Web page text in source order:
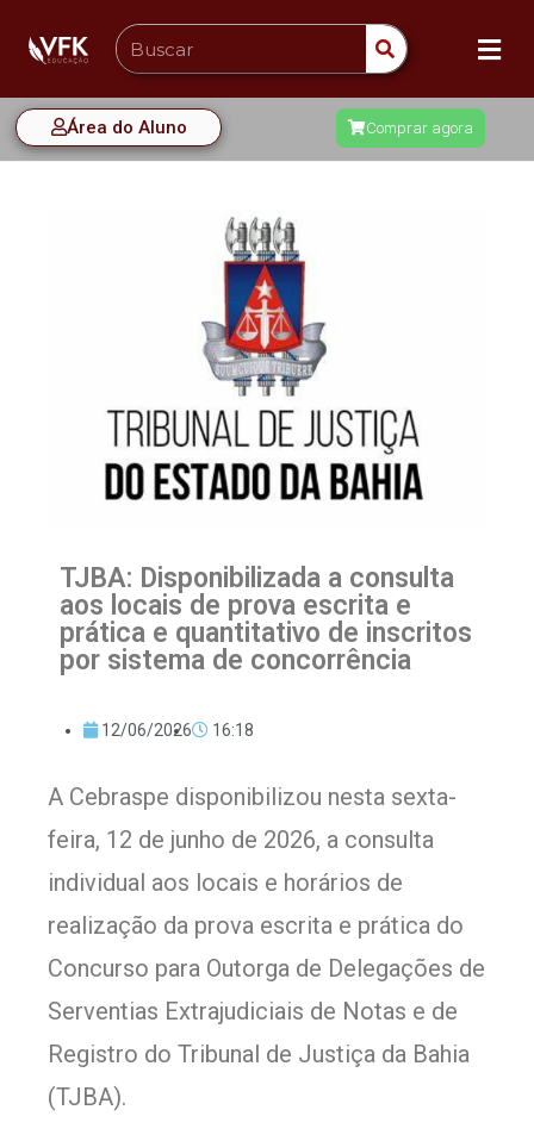
Área do Aluno Comprar agora
TJBA: Disponibilizada a consulta
aos locais de prova escrita e
prática e quantitativo de inscritos
por sistema de concorrência
12/06/2026 16:18
A Cebraspe disponibilizou nesta sexta-
feira, 12 de junho de 2026, a consulta
individual aos locais e horários de
realização da prova escrita e prática do
Concurso para Outorga de Delegações de
Serventias Extrajudiciais de Notas e de
Registro do Tribunal de Justiça da Bahia
(TJBA).